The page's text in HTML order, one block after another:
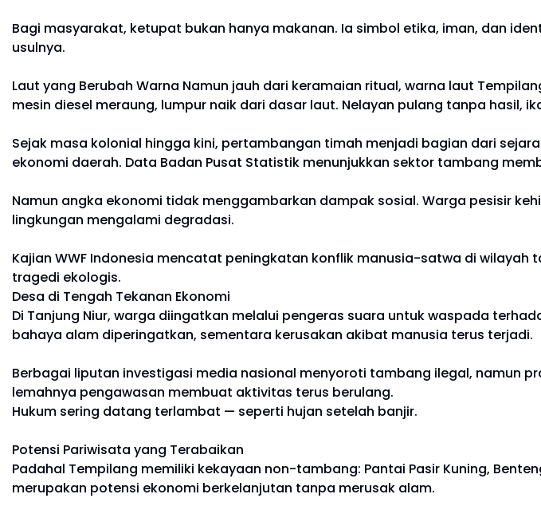
Bagi masyarakat, ketupat bukan hanya makanan. Ia simbol etika, iman, dan
usulnya.
Laut yang Berubah Warna Namun jauh dari keramaian ritual, warna laut
mesin diesel meraung, lumpur naik dari dasar laut. Nelayan pulang tanpa hasil,
Sejak masa kolonial hingga kini, pertambangan timah menjadi bagian dari
ekonomi daerah. Data Badan Pusat Statistik menunjukkan sektor tambang
Namun angka ekonomi tidak menggambarkan dampak sosial. Warga pesisir
lingkungan mengalami degradasi.
Kajian WWF Indonesia mencatat peningkatan konflik manusia-satwa di wilayah
tragedi ekologis.
Desa di Tengah Tekanan Ekonomi
Di Tanjung Niur, warga diingatkan melalui pengeras suara untuk waspada
bahaya alam diperingatkan, sementara kerusakan akibat manusia terus terjadi.
Berbagai liputan investigasi media nasional menyoroti tambang ilegal, namun
lemahnya pengawasan membuat aktivitas terus berulang.
Hukum sering datang terlambat — seperti hujan setelah banjir.
Potensi Pariwisata yang Terabaikan
Padahal Tempilang memiliki kekayaan non-tambang: Pantai Pasir Kuning,
merupakan potensi ekonomi berkelanjutan tanpa merusak alam.